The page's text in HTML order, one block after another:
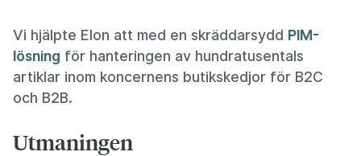
Vi hjälpte Elon att med en skräddarsydd PIM-
lösning för hanteringen av hundratusentals
artiklar inom koncernens butikskedjor för B2C
och B2B.
Utmaningen